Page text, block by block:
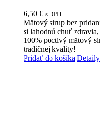
6,50 € s DPH
Mätový sirup bez
si lahodnú chuť
100% poctivý mätový
tradičnej kvality!
Pridať do košíka Detaily